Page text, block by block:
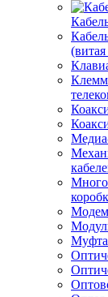
Модем
Муфта